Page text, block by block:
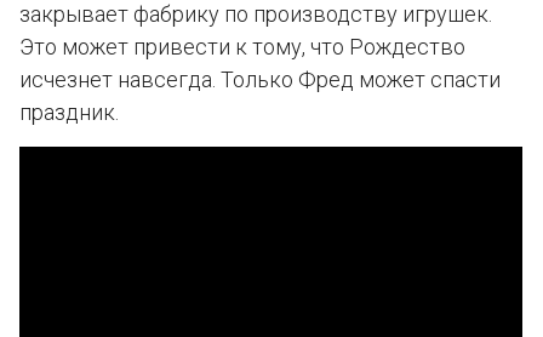
закрывает фабрику по производству игрушек.
Это может привести к тому, что Рождество
исчезнет навсегда. Только Фред может спасти
праздник.